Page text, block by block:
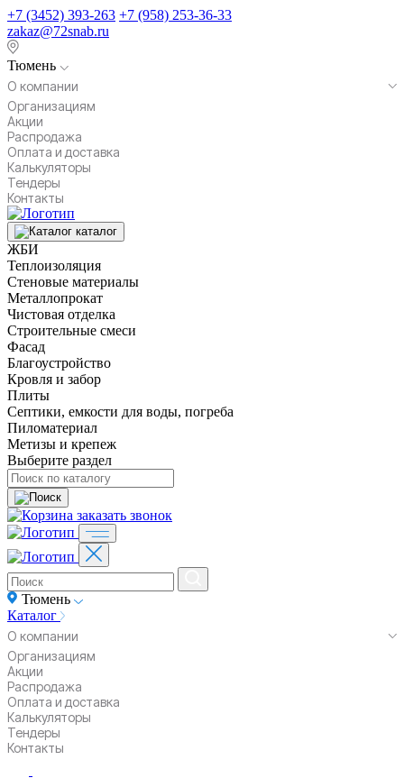
+7 (3452) 393-263 +7 (958) 253-36-33
zakaz@72snab.ru
Тюмень
О компании
Организациям
Акции
Распродажа
Оплата и доставка
Калькуляторы
Тендеры
Контакты
каталог
ЖБИ
Теплоизоляция
Стеновые материалы
Металлопрокат
Чистовая отделка
Строительные смеси
Фасад
Благоустройство
Кровля и забор
Плиты
Септики, емкости для воды, погреба
Пиломатериал
Метизы и крепеж
Выберите раздел
заказать звонок
Тюмень
Каталог
О компании
Организациям
Акции
Распродажа
Оплата и доставка
Калькуляторы
Тендеры
Контакты